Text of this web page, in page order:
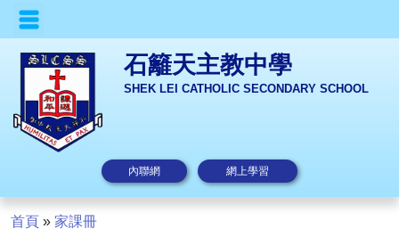
石籬天主教中學
SHEK LEI CATHOLIC SECONDARY SCHOOL
內聯網 網上學習
首頁 » 家課冊